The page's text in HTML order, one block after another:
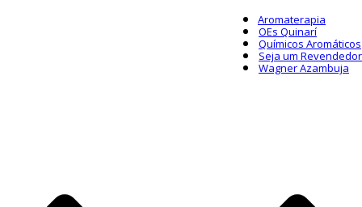
Aromaterapia
OEs Quinarí
Químicos Aromáticos
Seja um Revendedor
Wagner Azambuja